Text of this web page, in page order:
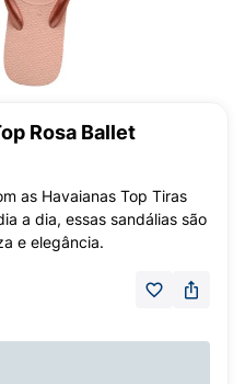
Rosa Ballet
as Havaianas Top Tiras
a dia, essas sandálias são
e elegância.